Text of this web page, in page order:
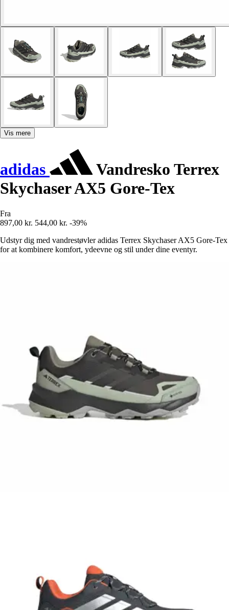
Vis mere
adidas
Vandresko Terrex
Skychaser AX5 Gore-Tex
Fra
897,00 kr. 544,00 kr. -39%
Udstyr dig med vandrestøvler adidas Terrex Skychaser AX5 Gore-Tex
for at kombinere komfort, ydeevne og stil under dine eventyr.